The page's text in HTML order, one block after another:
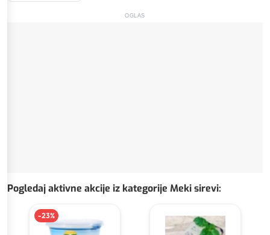
OGLAS
Pogledaj aktivne akcije iz kategorije Meki sirevi:
-23%